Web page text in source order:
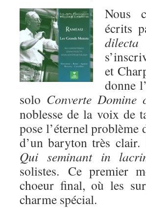
Nous
écrits
dilecta
et
donne
solo Converte Domine
noblesse de la voix de
pose l’éternel problème
d’un baryton très clair.
Qui seminant in
solistes. Ce premier
choeur final, où les
charme spécial.